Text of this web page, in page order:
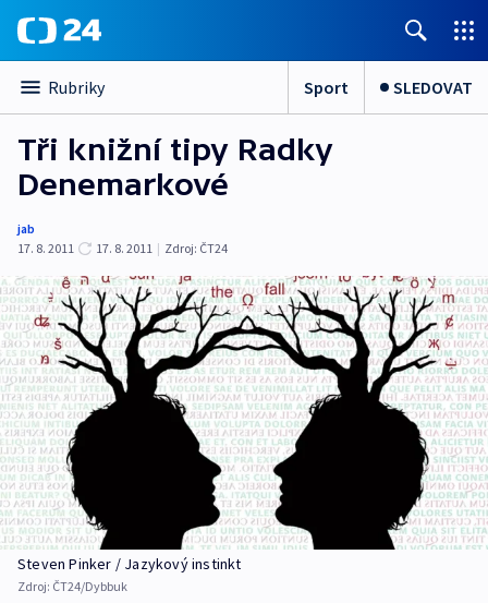
Rubriky Sport SLEDOVAT
Tři knižní tipy Radky
Denemarkové
jab
17. 8. 2011
17. 8. 2011 | Zdroj: ČT24
Steven Pinker / Jazykový instinkt
Zdroj: ČT24/Dybbuk